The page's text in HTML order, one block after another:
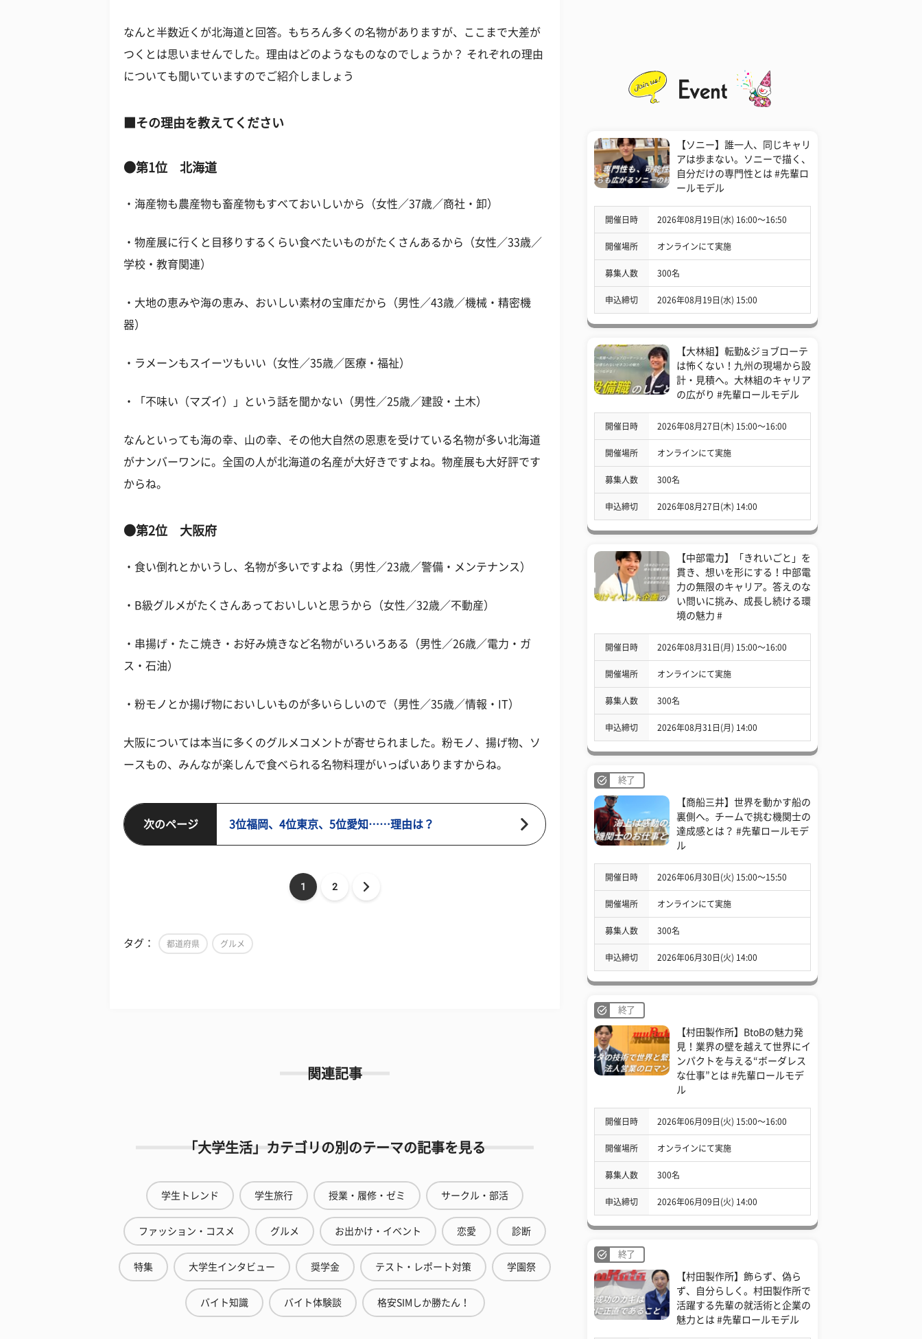
なんと半数近くが北海道と回答。もちろん多くの名物がありますが、ここまで大差が
つくとは思いませんでした。理由はどのようなものなのでしょうか？ それぞれの理由
についても聞いていますのでご紹介しましょう
■その理由を教えてください
●第1位 北海道
・海産物も農産物も畜産物もすべておいしいから（女性／37歳／商社・卸）
・物産展に行くと目移りするくらい食べたいものがたくさんあるから（女性／33歳／
学校・教育関連）
・大地の恵みや海の恵み、おいしい素材の宝庫だから（男性／43歳／機械・精密機
器）
・ラメーンもスイーツもいい（女性／35歳／医療・福祉）
・「不味い（マズイ）」という話を聞かない（男性／25歳／建設・土木）
なんといっても海の幸、山の幸、その他大自然の恩恵を受けている名物が多い北海道
がナンバーワンに。全国の人が北海道の名産が大好きですよね。物産展も大好評です
からね。
●第2位 大阪府
・食い倒れとかいうし、名物が多いですよね（男性／23歳／警備・メンテナンス）
・B級グルメがたくさんあっておいしいと思うから（女性／32歳／不動産）
・串揚げ・たこ焼き・お好み焼きなど名物がいろいろある（男性／26歳／電力・ガ
ス・石油）
・粉モノとか揚げ物においしいものが多いらしいので（男性／35歳／情報・IT）
大阪については本当に多くのグルメコメントが寄せられました。粉モノ、揚げ物、ソ
ースもの、みんなが楽しんで食べられる名物料理がいっぱいありますからね。
次のページ 3位福岡、4位東京、5位愛知……理由は？
1 2
タグ： 都道府県 グルメ
関連記事
「大学生活」カテゴリの別のテーマの記事を見る
学生トレンド 学生旅行 授業・履修・ゼミ サークル・部活
ファッション・コスメ グルメ お出かけ・イベント 恋愛 診断
特集 大学生インタビュー 奨学金 テスト・レポート対策 学園祭
バイト知識 バイト体験談 格安SIMしか勝たん！
【ソニー】誰一人、同じキャリ
アは歩まない。ソニーで描く、
自分だけの専門性とは #先輩ロ
ールモデル
開催日時 2026年08月19日(水) 16:00〜16:50
開催場所 オンラインにて実施
募集人数 300名
申込締切 2026年08月19日(水) 15:00
【大林組】転勤&ジョブローテ
は怖くない！九州の現場から設
計・見積へ。大林組のキャリア
の広がり #先輩ロールモデル
開催日時 2026年08月27日(木) 15:00〜16:00
開催場所 オンラインにて実施
募集人数 300名
申込締切 2026年08月27日(木) 14:00
【中部電力】「きれいごと」を
貫き、想いを形にする！中部電
力の無限のキャリア。答えのな
い問いに挑み、成長し続ける環
境の魅力 #
開催日時 2026年08月31日(月) 15:00〜16:00
開催場所 オンラインにて実施
募集人数 300名
申込締切 2026年08月31日(月) 14:00
終了
【商船三井】世界を動かす船の
裏側へ。チームで挑む機関士の
達成感とは？ #先輩ロールモデ
ル
開催日時 2026年06月30日(火) 15:00〜15:50
開催場所 オンラインにて実施
募集人数 300名
申込締切 2026年06月30日(火) 14:00
終了
【村田製作所】BtoBの魅力発
見！業界の壁を越えて世界にイ
ンパクトを与える“ボーダレス
な仕事”とは #先輩ロールモデ
ル
開催日時 2026年06月09日(火) 15:00〜16:00
開催場所 オンラインにて実施
募集人数 300名
申込締切 2026年06月09日(火) 14:00
終了
【村田製作所】飾らず、偽ら
ず、自分らしく。村田製作所で
活躍する先輩の就活術と企業の
魅力とは #先輩ロールモデル